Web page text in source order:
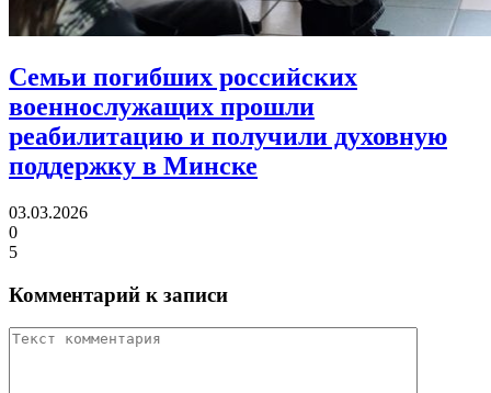
Семьи погибших российских
военнослужащих прошли
реабилитацию и получили духовную
поддержку в Минске
03.03.2026
0
5
Комментарий к записи